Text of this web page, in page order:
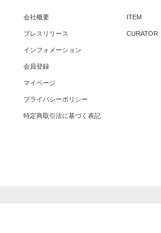
会社概要
プレスリリース
インフォメーション
会員登録
マイページ
プライバシーポリシー
特定商取引法に基づく表記
ITEM
CURATOR